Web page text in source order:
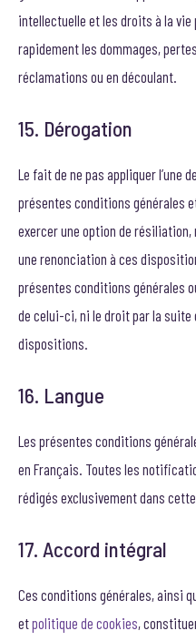
intellectuelle et les droits à la vie
rapidement les dommages,
réclamations ou en découlant.
15. Dérogation
Le fait de ne pas appliquer l’une
présentes conditions générales
exercer une option de
une renonciation à ces
présentes conditions générales
de celui-ci, ni le droit par la suite
dispositions.
16. Langue
Les présentes conditions
en Français. Toutes les
rédigés exclusivement dans cette
17. Accord intégral
Ces conditions générales, ainsi
etpolitique de cookies,